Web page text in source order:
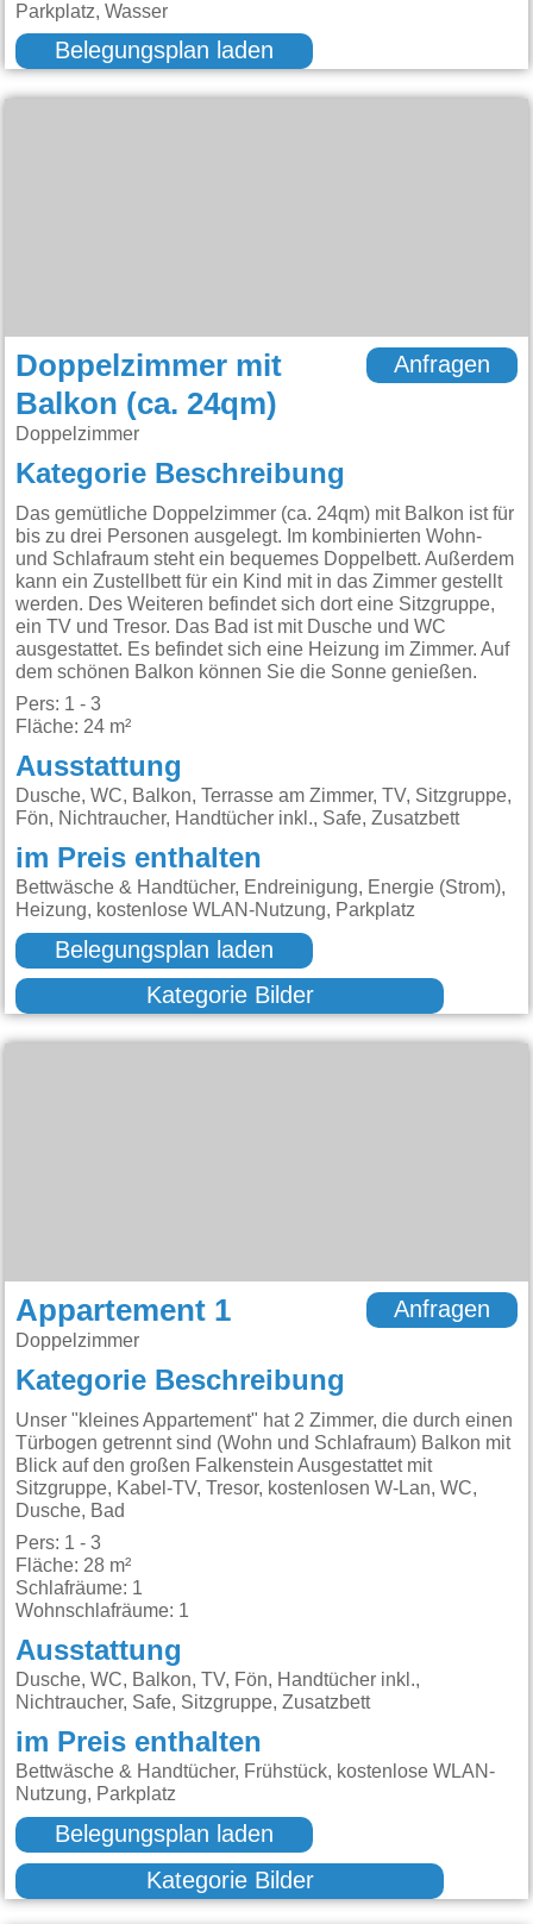
Parkplatz, Wasser
Belegungsplan laden
Doppelzimmer mit
Balkon (ca. 24qm)
Doppelzimmer
Anfragen
Kategorie Beschreibung
Das gemütliche Doppelzimmer (ca. 24qm) mit Balkon ist für
bis zu drei Personen ausgelegt. Im kombinierten Wohn-
und Schlafraum steht ein bequemes Doppelbett. Außerdem
kann ein Zustellbett für ein Kind mit in das Zimmer gestellt
werden. Des Weiteren befindet sich dort eine Sitzgruppe,
ein TV und Tresor. Das Bad ist mit Dusche und WC
ausgestattet. Es befindet sich eine Heizung im Zimmer. Auf
dem schönen Balkon können Sie die Sonne genießen.
Pers: 1 - 3
Fläche: 24 m²
Ausstattung
Dusche, WC, Balkon, Terrasse am Zimmer, TV, Sitzgruppe,
Fön, Nichtraucher, Handtücher inkl., Safe, Zusatzbett
im Preis enthalten
Bettwäsche & Handtücher, Endreinigung, Energie (Strom),
Heizung, kostenlose WLAN-Nutzung, Parkplatz
Belegungsplan laden
Kategorie Bilder
Appartement 1
Doppelzimmer
Anfragen
Kategorie Beschreibung
Unser "kleines Appartement" hat 2 Zimmer, die durch einen
Türbogen getrennt sind (Wohn und Schlafraum) Balkon mit
Blick auf den großen Falkenstein Ausgestattet mit
Sitzgruppe, Kabel-TV, Tresor, kostenlosen W-Lan, WC,
Dusche, Bad
Pers: 1 - 3
Fläche: 28 m²
Schlafräume: 1
Wohnschlafräume: 1
Ausstattung
Dusche, WC, Balkon, TV, Fön, Handtücher inkl.,
Nichtraucher, Safe, Sitzgruppe, Zusatzbett
im Preis enthalten
Bettwäsche & Handtücher, Frühstück, kostenlose WLAN-
Nutzung, Parkplatz
Belegungsplan laden
Kategorie Bilder